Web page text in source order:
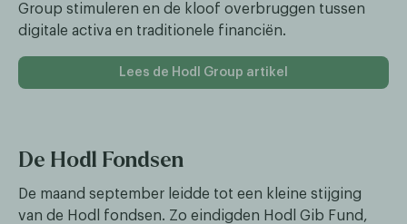
Group stimuleren en de kloof overbruggen tussen
digitale activa en traditionele financiën.
Lees de Hodl Group artikel
De Hodl Fondsen
De maand september leidde tot een kleine stijging
van de Hodl fondsen. Zo eindigden Hodl Gib Fund,